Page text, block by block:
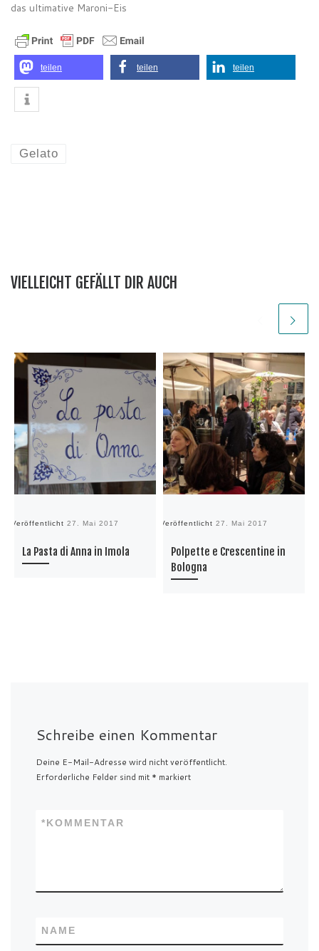
das ultimative Maroni-Eis
teilen teilen teilen
Gelato
VIELLEICHT GEFÄLLT DIR AUCH
Veröffentlicht 27. Mai 2017
La Pasta di Anna in Imola
Veröffentlicht 27. Mai 2017
Polpette e Crescentine in
Bologna
Schreibe einen Kommentar
Deine E-Mail-Adresse wird nicht veröffentlicht.
Erforderliche Felder sind mit * markiert
KOMMENTAR
*
NAME